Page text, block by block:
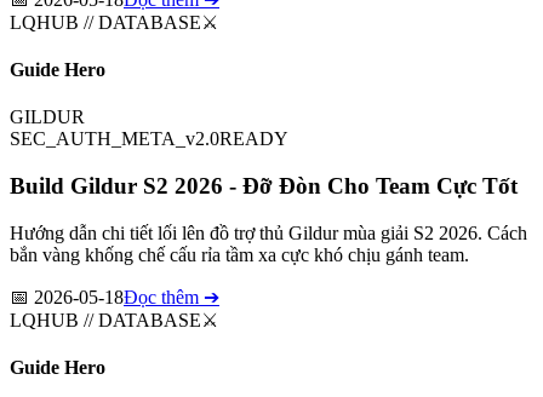
LQHUB // DATABASE⚔️
Guide Hero
GILDUR
SEC_AUTH_META_v2.0READY
Build Gildur S2 2026 - Đỡ Đòn Cho Team Cực Tốt
Hướng dẫn chi tiết lối lên đồ trợ thủ Gildur mùa giải S2 2026. Cách
bắn vàng khống chế cấu rỉa tầm xa cực khó chịu gánh team.
📅 2026-05-18Đọc thêm ➔
LQHUB // DATABASE⚔️
Guide Hero